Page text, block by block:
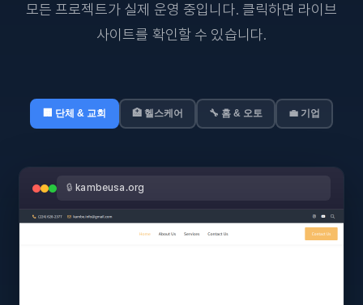
모든 프로젝트가 실제 운영 중입니다. 클릭하면 라이브
사이트를 확인할 수 있습니다.
🏢 단체 & 교회 🏥 헬스케어 🔧 홈 & 오토 💼 기업
🔒 kambeusa.org